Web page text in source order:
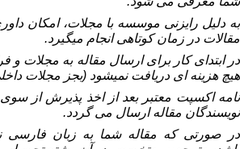
به دلیل رایزنی موسسه با مجلات، امکان
مقالات در زمان کوتاهی انجام میگیرد.
در ابتدای کار برای ارسال مقاله به مجلات و
هیچ هزینه ای دریافت نمیشود (بجز مجلات
نامه اکسپت معتبر بعد از اخذ پذیرش از
نویسندگان مقاله ارسال می گردد.
در صورتی که مقاله شما به زبان فارسی